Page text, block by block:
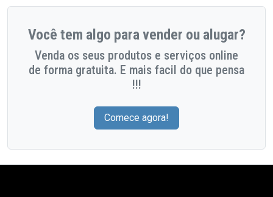
Você tem algo para vender ou alugar?
Venda os seus produtos e serviços online
de forma gratuita. E mais facil do que pensa
!!!
Comece agora!